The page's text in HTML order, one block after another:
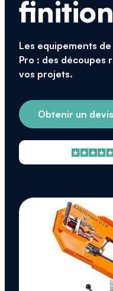
finition
Les equipements
Pro : des découpes
vos projets.
Obtenir un devis